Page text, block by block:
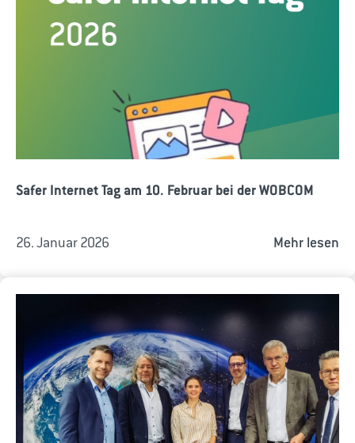
Safer Internet Tag am 10. Februar bei der WOBCOM
26. Januar 2026 Mehr lesen